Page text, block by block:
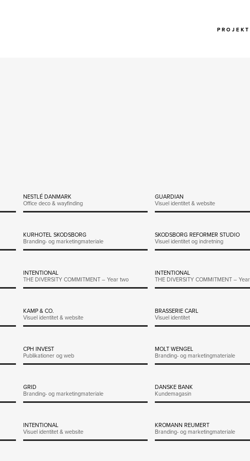
P R O J E K T
NESTLÉ DANMARK
Office deco & wayfinding
GUARDIAN
Visuel identitet & website
KURHOTEL SKODSBORG
Branding- og marketingmateriale
SKODSBORG REFORMER STUDIO
Visuel identitet og indretning
INTENTIONAL
THE DIVERSITY COMMITMENT – Year two
INTENTIONAL
THE DIVERSITY COMMITMENT –
KAMP & CO.
Visuel identitet & website
BRASSERIE CARL
Visuel identitet
CPH INVEST
Publikationer og web
MOLT WENGEL
Branding- og marketingmateriale
GRID
Branding- og marketingmateriale
DANSKE BANK
Kundemagasin
INTENTIONAL
Visuel identitet & website
KROMANN REUMERT
Branding- og marketingmateriale